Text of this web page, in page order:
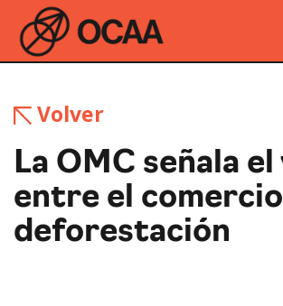
Volver
La OMC señala
entre el comercio
deforestación